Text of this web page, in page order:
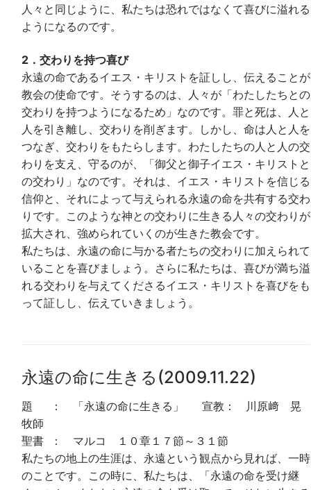
人々と同じように、私たちは恐れではなくて喜びに溢れる
ようになるのです。
2．交わりを持つ喜び
永遠の命であるイエス・キリストを証しし、伝えることが
教会の使命です。そうするのは、人々が「わたしたちとの
交わりを持つようになるため」なのです。罪と死は、人と
人を引き離し、交わりを削ぎます。しかし、命は人と人を
つなぎ、交わりをもたらします。わたしたちの人と人の交
わりを支え、守るのが、「御父と御子イエス・キリストと
の交わり」なのです。それは、イエス・キリストを信じる
信仰と、それによって与えられる永遠の命を共有する交わ
りです。このような神との交わりに生きる人々の交わりが
拡大され、強められていくのが生きた教会です。
私たちは、永遠の命に与かる者たちの交わりに加えられて
いることを喜びましょう。さらに私たちは、喜びが満ち溢
れる交わりを与えてくださるイエス・キリストを喜びをも
って証しし、伝えていきましょう。
永遠の命に生きる(2009.11.22)
題 ： 「永遠の命に生きる」 宣教： 川原﨑 晃
牧師
聖書 ： マルコ １０章１７節～３１節
私たちの地上の生涯は、永遠という観点から見れば、一時
のことです。この時に、私たちは、「永遠の命を受け継